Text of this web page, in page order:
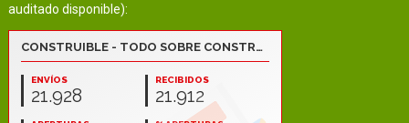
auditado disponible):